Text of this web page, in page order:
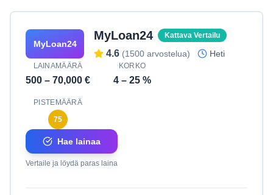
MyLoan24
MyLoan24 Kattava Vertailu
4.6 (1500 arvostelua) Heti
LAINAMÄÄRÄ
500 – 70,000 €
KORKO
4 – 25 %
PISTEMÄÄRÄ
75
Hae lainaa
Vertaile ja löydä paras laina